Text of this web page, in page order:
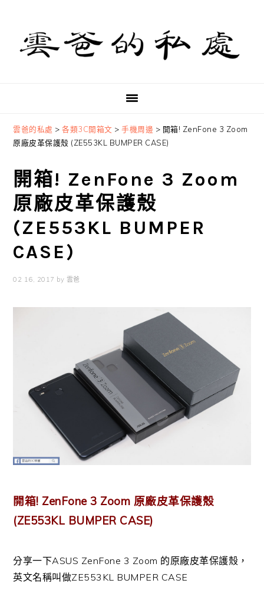
primary
navigation
content
primary
sidebar
雲爸的私處 >各類3C開箱文 >手機周邊 > 開箱! ZenFone 3 Zoom
原廠皮革保護殼 (ZE553KL BUMPER CASE)
開箱! ZenFone 3 Zoom
原廠皮革保護殼
(ZE553KL BUMPER
CASE)
02 16, 2017 by 雲爸
開箱! ZenFone 3 Zoom 原廠皮革保護殼
(ZE553KL BUMPER CASE)
分享一下ASUS ZenFone 3 Zoom 的原廠皮革保護殼，
英文名稱叫做ZE553KL BUMPER CASE